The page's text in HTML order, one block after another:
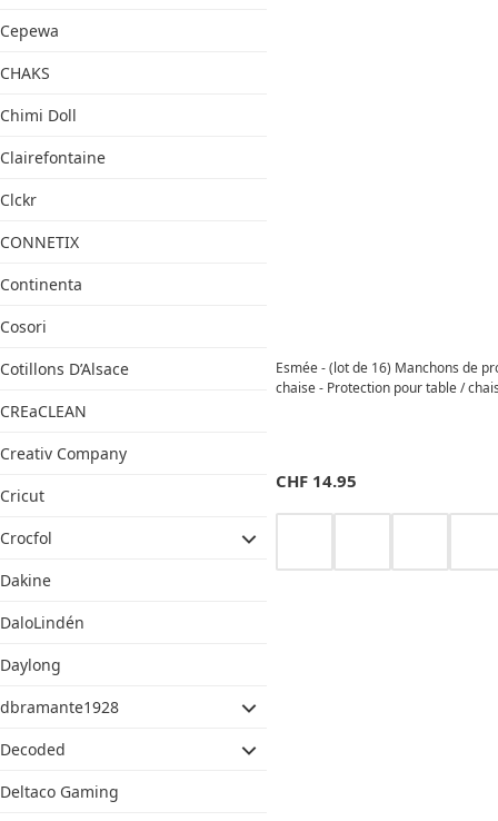
Cepewa
CHAKS
Chimi Doll
Clairefontaine
Clckr
CONNETIX
Continenta
Cosori
Cotillons D’Alsace
CREaCLEAN
Creativ Company
Cricut
Crocfol
Dakine
DaloLindén
Daylong
dbramante1928
Decoded
Deltaco Gaming
Esmée - (lot de 16) Manchons de
chaise - Protection pour table /
CHF 14.95